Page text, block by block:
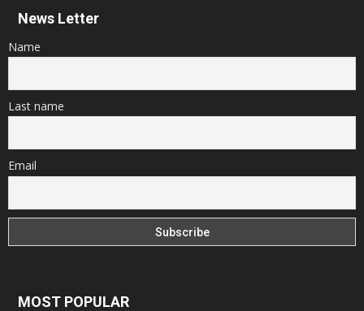
News Letter
Name
Last name
Email
MOST POPULAR